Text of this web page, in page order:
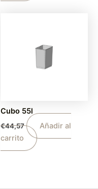
Cubo 55l
€44,57
Añadir al
carrito